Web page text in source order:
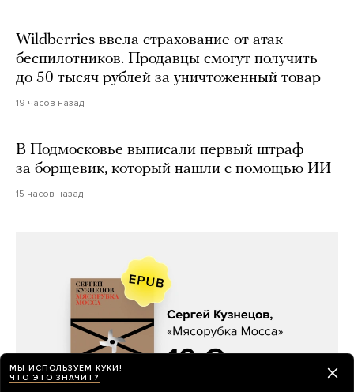
Wildberries ввела страхование от атак
беспилотников. Продавцы смогут получить
до 50 тысяч рублей за уничтоженный товар
19 часов назад
В Подмосковье выписали первый штраф
за борщевик, который нашли с помощью ИИ
15 часов назад
МЫ ИСПОЛЬЗУЕМ КУКИ!
ЧТО ЭТО ЗНАЧИТ?